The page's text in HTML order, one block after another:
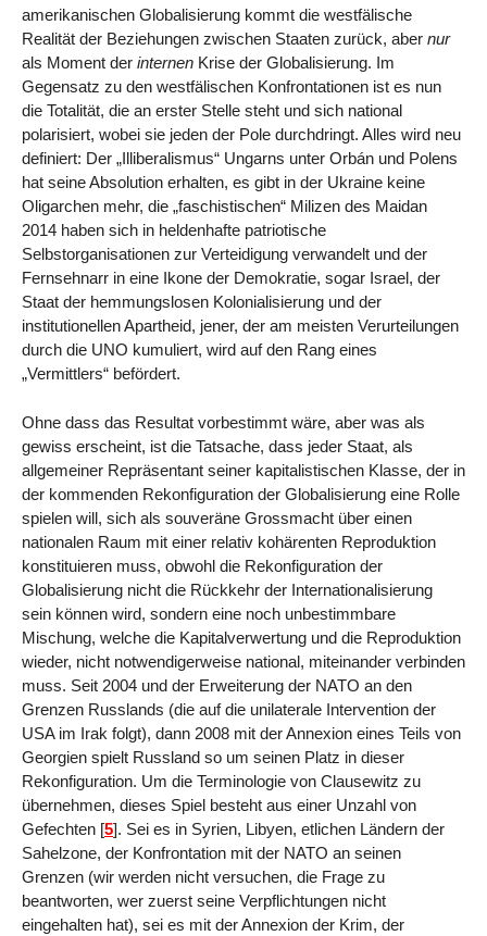
amerikanischen Globalisierung kommt die westfälische
Realität der Beziehungen zwischen Staaten zurück, aber nur
als Moment der internen Krise der Globalisierung. Im
Gegensatz zu den westfälischen Konfrontationen ist es nun
die Totalität, die an erster Stelle steht und sich national
polarisiert, wobei sie jeden der Pole durchdringt. Alles wird neu
definiert: Der „Illiberalismus“ Ungarns unter Orbán und Polens
hat seine Absolution erhalten, es gibt in der Ukraine keine
Oligarchen mehr, die „faschistischen“ Milizen des Maidan
2014 haben sich in heldenhafte patriotische
Selbstorganisationen zur Verteidigung verwandelt und der
Fernsehnarr in eine Ikone der Demokratie, sogar Israel, der
Staat der hemmungslosen Kolonialisierung und der
institutionellen Apartheid, jener, der am meisten Verurteilungen
durch die UNO kumuliert, wird auf den Rang eines
„Vermittlers“ befördert.
Ohne dass das Resultat vorbestimmt wäre, aber was als
gewiss erscheint, ist die Tatsache, dass jeder Staat, als
allgemeiner Repräsentant seiner kapitalistischen Klasse, der in
der kommenden Rekonfiguration der Globalisierung eine Rolle
spielen will, sich als souveräne Grossmacht über einen
nationalen Raum mit einer relativ kohärenten Reproduktion
konstituieren muss, obwohl die Rekonfiguration der
Globalisierung nicht die Rückkehr der Internationalisierung
sein können wird, sondern eine noch unbestimmbare
Mischung, welche die Kapitalverwertung und die Reproduktion
wieder, nicht notwendigerweise national, miteinander verbinden
muss. Seit 2004 und der Erweiterung der NATO an den
Grenzen Russlands (die auf die unilaterale Intervention der
USA im Irak folgt), dann 2008 mit der Annexion eines Teils von
Georgien spielt Russland so um seinen Platz in dieser
Rekonfiguration. Um die Terminologie von Clausewitz zu
übernehmen, dieses Spiel besteht aus einer Unzahl von
Gefechten [5]. Sei es in Syrien, Libyen, etlichen Ländern der
Sahelzone, der Konfrontation mit der NATO an seinen
Grenzen (wir werden nicht versuchen, die Frage zu
beantworten, wer zuerst seine Verpflichtungen nicht
eingehalten hat), sei es mit der Annexion der Krim, der